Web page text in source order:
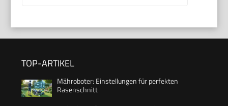
TOP-ARTIKEL
Mähroboter: Einstellungen für perfekten
Rasenschnitt